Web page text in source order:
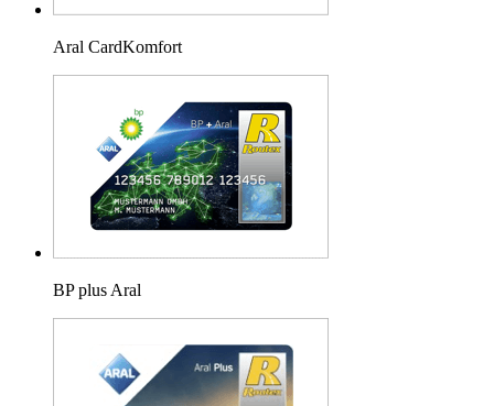
Aral CardKomfort
BP plus Aral